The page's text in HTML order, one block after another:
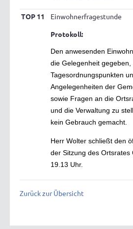
TOP 11
Einwohnerfragestunde
Protokoll:
Den anwesenden
die Gelegenheit gegeben,
Tagesordnungspunkten
Angelegenheiten der
sowie Fragen an die
und die Verwaltung zu
kein Gebrauch gemacht.
Herr Wolter schließt den
der Sitzung des Ortsrates
19.13 Uhr.
Zurück zur Übersicht